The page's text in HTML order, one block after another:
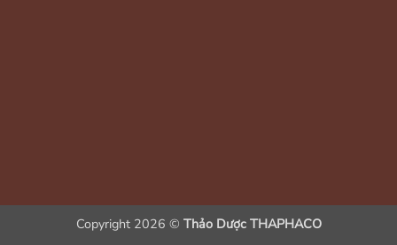
Copyright 2026 © Thảo Dược THAPHACO